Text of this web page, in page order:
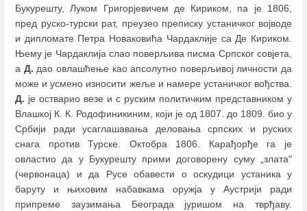
Букурешту, Луком Григорјевичем де Кириком, па је 1806,
пред руско-турски рат, преузео преписку устаничког војводе
и дипломате Петра Новаковића Чардаклије са Де Кириком.
Њему је Чардаклија слао поверљива писма Српског совјета,
а Д. дао овлашћење као апсолутно поверљивој личности да
може и усмено износити жеље и намере устаничког вођства.
Д. је остварио везе и с руским политичким представником у
Влашкој К. К. Родофиникиним, који је од 1807. до 1809. био у
Србији ради усаглашавања деловања српских и руских
снага против Турске. Октобра 1806. Карађорђе га је
овластио да у Букурешту прими договорену суму „злата"
(червонаца) и да Русе обавести о оскудици устаника у
баруту и њиховим набавкама оружја у Аустрији ради
припреме заузимања Београда јуришом на тврђаву.